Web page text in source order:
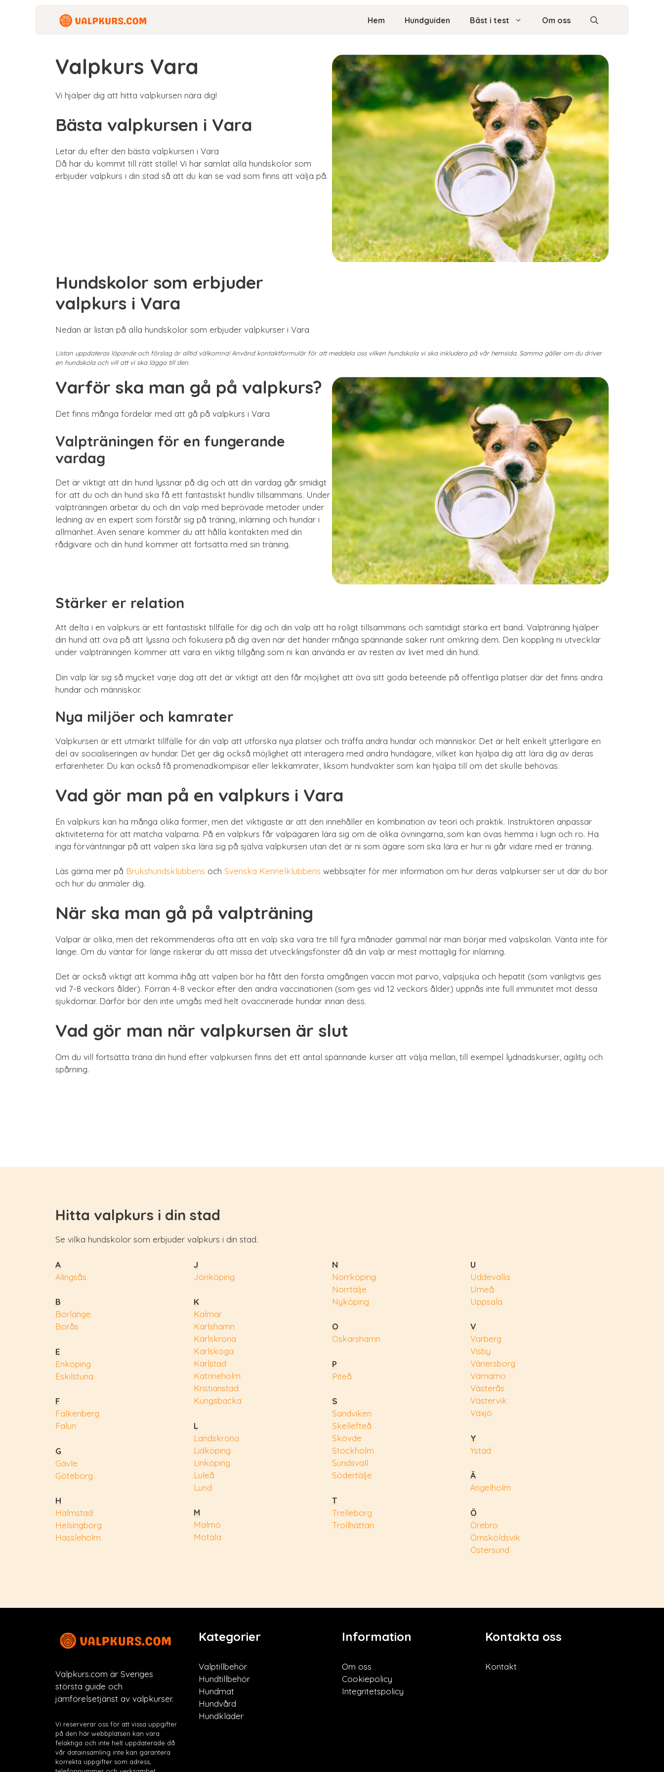
Hem Hundguiden Bäst i test Om oss
Valpkurs Vara
Vi hjälper dig att hitta valpkursen nära dig!
Bästa valpkursen i Vara
Letar du efter den bästa valpkursen i Vara
Då har du kommit till rätt ställe! Vi har samlat alla hundskolor som
erbjuder valpkurs i din stad så att du kan se vad som finns att välja på.
Hundskolor som erbjuder
valpkurs i Vara
Nedan är listan på alla hundskolor som erbjuder valpkurser i Vara
Listan uppdateras löpande och förslag är alltid välkomna! Använd kontaktformulär för att meddela oss vilken hundskola vi ska inkludera på vår hemsida. Samma gäller om du driver
en hundskola och vill att vi ska lägga till den.
Varför ska man gå på valpkurs?
Det finns många fördelar med att gå på valpkurs i Vara
Valpträningen för en fungerande
vardag
Det är viktigt att din hund lyssnar på dig och att din vardag går smidigt
för att du och din hund ska få ett fantastiskt hundliv tillsammans. Under
valpträningen arbetar du och din valp med beprövade metoder under
ledning av en expert som förstår sig på träning, inlärning och hundar i
allmänhet. Även senare kommer du att hålla kontakten med din
rådgivare och din hund kommer att fortsätta med sin träning.
Stärker er relation
Att delta i en valpkurs är ett fantastiskt tillfälle för dig och din valp att ha roligt tillsammans och samtidigt stärka ert band. Valpträning hjälper
din hund att öva på att lyssna och fokusera på dig även när det händer många spännande saker runt omkring dem. Den koppling ni utvecklar
under valpträningen kommer att vara en viktig tillgång som ni kan använda er av resten av livet med din hund.
Din valp lär sig så mycket varje dag att det är viktigt att den får möjlighet att öva sitt goda beteende på offentliga platser där det finns andra
hundar och människor.
Nya miljöer och kamrater
Valpkursen är ett utmärkt tillfälle för din valp att utforska nya platser och träffa andra hundar och människor. Det är helt enkelt ytterligare en
del av socialiseringen av hundar. Det ger dig också möjlighet att interagera med andra hundägare, vilket kan hjälpa dig att lära dig av deras
erfarenheter. Du kan också få promenadkompisar eller lekkamrater, liksom hundvakter som kan hjälpa till om det skulle behövas.
Vad gör man på en valpkurs i Vara
En valpkurs kan ha många olika former, men det viktigaste är att den innehåller en kombination av teori och praktik. Instruktören anpassar
aktiviteterna för att matcha valparna. På en valpkurs får valpägaren lära sig om de olika övningarna, som kan övas hemma i lugn och ro. Ha
inga förväntningar på att valpen ska lära sig på själva valpkursen utan det är ni som ägare som ska lära er hur ni går vidare med er träning.
Läs gärna mer på Brukshundsklubbens och Svenska Kennelklubbens webbsajter för mer information om hur deras valpkurser ser ut där du bor
och hur du anmäler dig.
När ska man gå på valpträning
Valpar är olika, men det rekommenderas ofta att en valp ska vara tre till fyra månader gammal när man börjar med valpskolan. Vänta inte för
länge. Om du väntar för länge riskerar du att missa det utvecklingsfönster då din valp är mest mottaglig för inlärning.
Det är också viktigt att komma ihåg att valpen bör ha fått den första omgången vaccin mot parvo, valpsjuka och hepatit (som vanligtvis ges
vid 7-8 veckors ålder). Förrän 4-8 veckor efter den andra vaccinationen (som ges vid 12 veckors ålder) uppnås inte full immunitet mot dessa
sjukdomar. Därför bör den inte umgås med helt ovaccinerade hundar innan dess.
Vad gör man när valpkursen är slut
Om du vill fortsätta träna din hund efter valpkursen finns det ett antal spännande kurser att välja mellan, till exempel lydnadskurser, agility och
spårning.
Hitta valpkurs i din stad
Se vilka hundskolor som erbjuder valpkurs i din stad.
A
Alingsås
B
Borlänge
Borås
E
Enköping
Eskilstuna
F
Falkenberg
Falun
G
Gävle
Göteborg
H
Halmstad
Helsingborg
Hässleholm
J
Jönköping
K
Kalmar
Karlshamn
Karlskrona
Karlskoga
Karlstad
Katrineholm
Kristianstad
Kungsbacka
L
Landskrona
Lidköping
Linköping
Luleå
Lund
M
Malmö
Motala
N
Norrköping
Norrtälje
Nyköping
O
Oskarshamn
P
Piteå
S
Sandviken
Skellefteå
Skövde
Stockholm
Sundsvall
Södertälje
T
Trelleborg
Trollhättan
U
Uddevalla
Umeå
Uppsala
V
Varberg
Visby
Vänersborg
Värnamo
Västerås
Västervik
Växjö
Y
Ystad
Ä
Ängelholm
Ö
Örebro
Örnsköldsvik
Östersund
Valpkurs.com är Sveriges
största guide och
jämförelsetjänst av valpkurser.
Vi reserverar oss för att vissa uppgifter
på den här webbplatsen kan vara
felaktiga och inte helt uppdaterade då
vår datainsamling inte kan garantera
korrekta uppgifter som adress,
Kategorier
Valptillbehör
Hundtillbehör
Hundmat
Hundvård
Hundkläder
Information
Om oss
Cookiepolicy
Integritetspolicy
Kontakta oss
Kontakt